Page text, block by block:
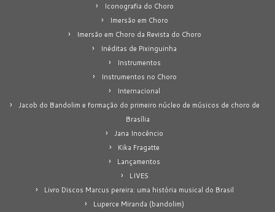
Iconografia do Choro
Imersão em Choro
Imersão em Choro da Revista do Choro
Inéditas de Pixinguinha
Instrumentos
Instrumentos no Choro
Internacional
Jacob do Bandolim e formação do primeiro núcleo de músicos de choro de
Brasília
Jana Inocêncio
Kika Fragatte
Lançamentos
LIVES
Livro Discos Marcus pereira: uma história musical do Brasil
Luperce Miranda (bandolim)